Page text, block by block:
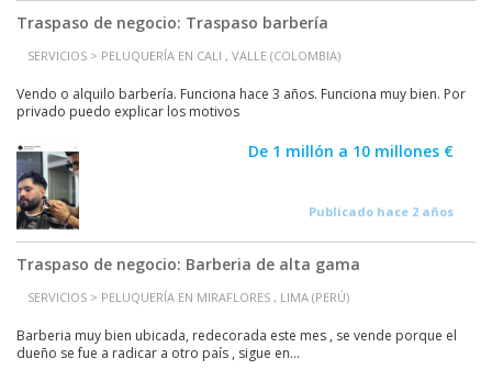
Traspaso de negocio: Traspaso barbería
SERVICIOS > PELUQUERÍA EN CALI , VALLE (COLOMBIA)
Vendo o alquilo barbería. Funciona hace 3 años. Funciona muy bien. Por
privado puedo explicar los motivos
De 1 millón a 10 millones €
Publicado hace 2 años
Traspaso de negocio: Barberia de alta gama
SERVICIOS > PELUQUERÍA EN MIRAFLORES , LIMA (PERÚ)
Barberia muy bien ubicada, redecorada este mes , se vende porque el
dueño se fue a radicar a otro país , sigue en...